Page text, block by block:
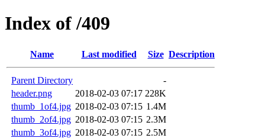
Index of /409
Name Last modified Size Description
Parent Directory
-
header.png
2018-02-03 07:17 228K
thumb_1of4.jpg 2018-02-03 07:15 1.4M
thumb_2of4.jpg 2018-02-03 07:15 2.3M
thumb_3of4.jpg 2018-02-03 07:15 2.5M